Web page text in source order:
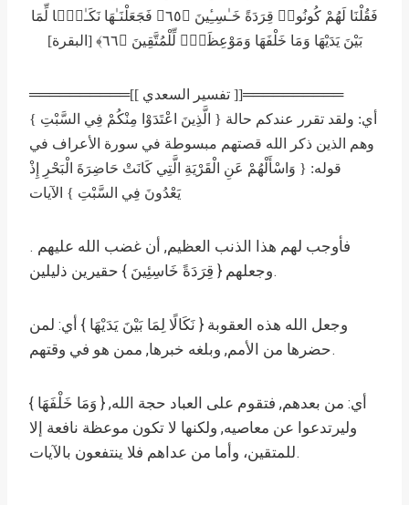
فَقُلْنَا لَهُمْ كُونُوا۟ قِرَدَةً خَـٰسِـِٔينَ ﴿٦٥﴾ فَجَعَلْنَـٰهَا نَكَـٰلًۭا لِّمَا
بَيْنَ يَدَيْهَا وَمَا خَلْفَهَا وَمَوْعِظَةًۭ لِّلْمُتَّقِينَ ﴿٦٦﴾ [البقرة]
══════════[[ تفسير السعدي ]]══════════
أي: ولقد تقرر عندكم حالة { الَّذِينَ اعْتَدَوْا مِنْكُمْ فِي السَّبْتِ }
وهم الذين ذكر الله قصتهم مبسوطة في سورة الأعراف في
قوله: { وَاسْأَلْهُمْ عَنِ الْقَرْيَةِ الَّتِي كَانَتْ حَاضِرَةَ الْبَحْرِ إِذْ
يَعْدُونَ فِي السَّبْتِ } الآيات
. فأوجب لهم هذا الذنب العظيم, أن غضب الله عليهم
وجعلهم { قِرَدَةً خَاسِئِينَ } حقيرين ذليلين.
وجعل الله هذه العقوبة { نَكَالًا لِمَا بَيْنَ يَدَيْهَا } أي: لمن
حضرها من الأمم, وبلغه خبرها, ممن هو في وقتهم.
{ وَمَا خَلْفَهَا } أي: من بعدهم, فتقوم على العباد حجة الله,
وليرتدعوا عن معاصيه, ولكنها لا تكون موعظة نافعة إلا
للمتقين، وأما من عداهم فلا ينتفعون بالآيات.